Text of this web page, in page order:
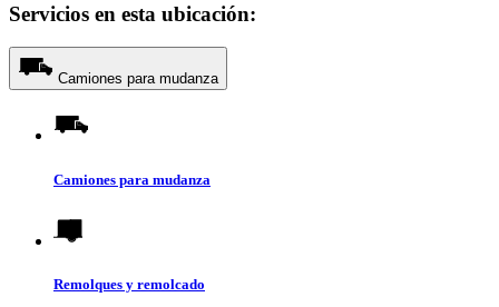
Servicios en esta ubicación:
Camiones para mudanza
Camiones para mudanza
Remolques y remolcado